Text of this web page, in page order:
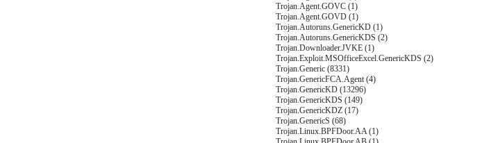
Trojan.Agent.GOVC (1)
Trojan.Agent.GOVD (1)
Trojan.Autoruns.GenericKD (1)
Trojan.Autoruns.GenericKDS (2)
Trojan.Downloader.JVKE (1)
Trojan.Exploit.MSOfficeExcel.GenericKDS (2)
Trojan.Generic (8331)
Trojan.GenericFCA.Agent (4)
Trojan.GenericKD (13296)
Trojan.GenericKDS (149)
Trojan.GenericKDZ (17)
Trojan.GenericS (68)
Trojan.Linux.BPFDoor.AA (1)